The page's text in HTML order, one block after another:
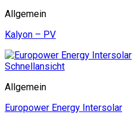
Allgemein
Kalyon – PV
Schnellansicht
Allgemein
Europower Energy Intersolar